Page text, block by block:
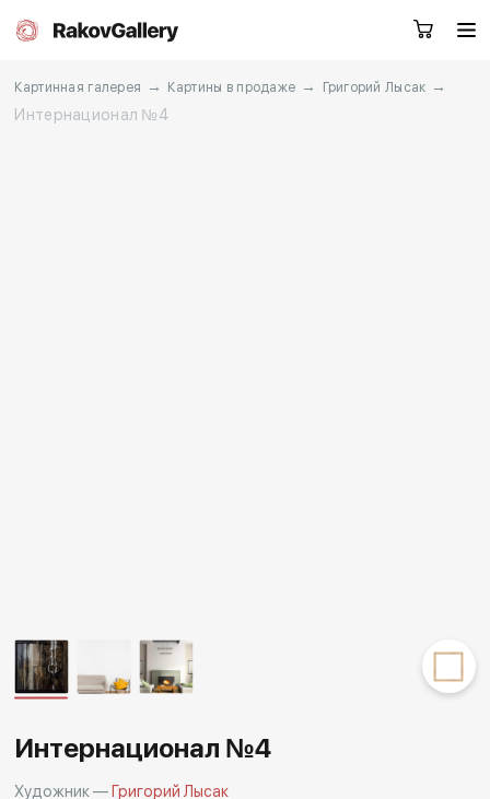
Картинная галерея → Картины в продаже → Григорий Лысак →
Интернационал №4
Интернационал №4
Художник — Григорий Лысак